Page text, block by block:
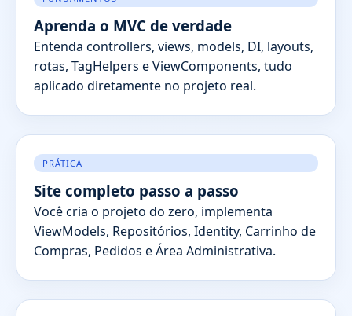
Aprenda o MVC de verdade
Entenda controllers, views, models, DI, layouts,
rotas, TagHelpers e ViewComponents, tudo
aplicado diretamente no projeto real.
PRÁTICA
Site completo passo a passo
Você cria o projeto do zero, implementa
ViewModels, Repositórios, Identity, Carrinho de
Compras, Pedidos e Área Administrativa.